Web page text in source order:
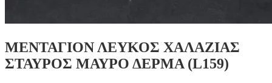
ΜΕΝΤΑΓΙΟΝ ΛΕΥΚΟΣ ΧΑΛΑΖΙΑΣ
ΣΤΑΥΡΟΣ ΜΑΥΡΟ ΔΕΡΜΑ (L159)